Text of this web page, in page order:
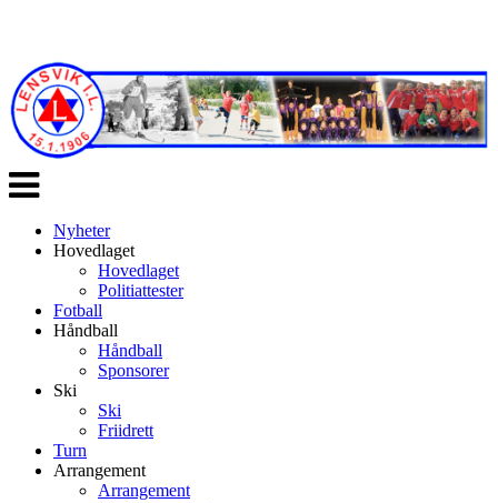
Veksle
navigasjon
Nyheter
Hovedlaget
Hovedlaget
Politiattester
Fotball
Håndball
Håndball
Sponsorer
Ski
Ski
Friidrett
Turn
Arrangement
Arrangement